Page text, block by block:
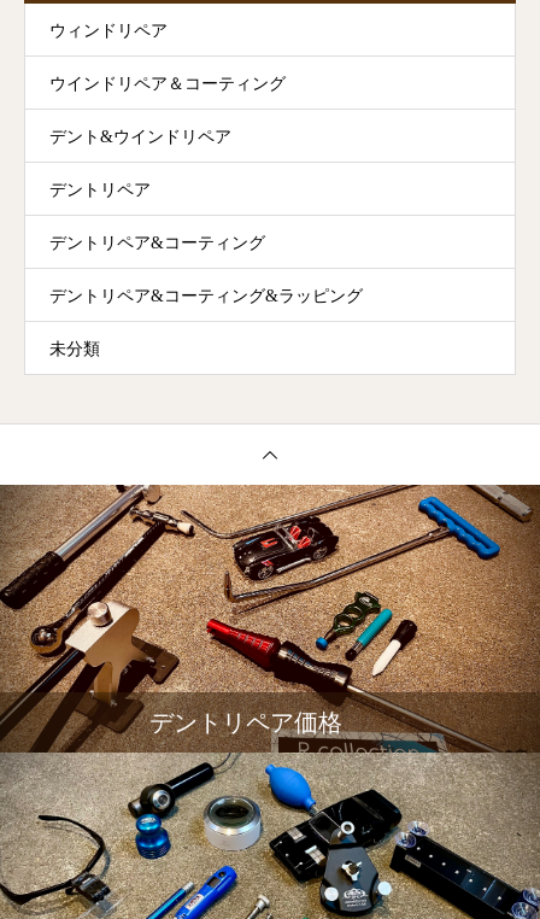
ウィンドリペア
ウインドリペア＆コーティング
デント&ウインドリペア
デントリペア
デントリペア&コーティング
デントリペア&コーティング&ラッピング
未分類
デントリペア価格